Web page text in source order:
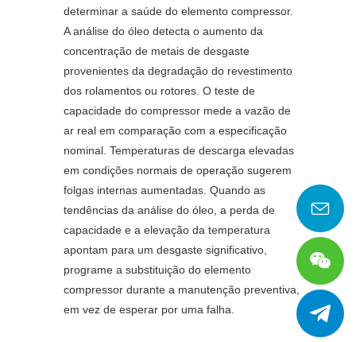
determinar a saúde do elemento compressor.
A análise do óleo detecta o aumento da
concentração de metais de desgaste
provenientes da degradação do revestimento
dos rolamentos ou rotores. O teste de
capacidade do compressor mede a vazão de
ar real em comparação com a especificação
nominal. Temperaturas de descarga elevadas
em condições normais de operação sugerem
folgas internas aumentadas. Quando as
tendências da análise do óleo, a perda de
capacidade e a elevação da temperatura
apontam para um desgaste significativo,
programe a substituição do elemento
compressor durante a manutenção preventiva,
em vez de esperar por uma falha.